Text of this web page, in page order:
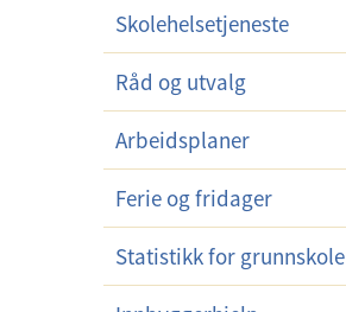
Skolehelsetjeneste
Råd og utvalg
Arbeidsplaner
Ferie og fridager
Statistikk for grunnskole